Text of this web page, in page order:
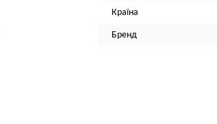
Країна
Бренд